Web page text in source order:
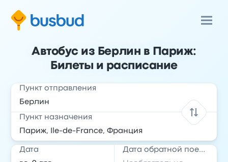
Автобус из Берлин в Париж:
Билеты и расписание
Пункт отправления
Пункт назначения
Дата Дата обратной поездки